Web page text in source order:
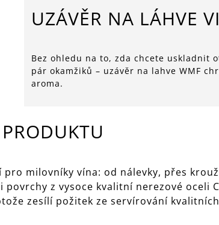
UZÁVĚR NA LÁHVE
Bez ohledu na to, zda chcete uskladnit
pár okamžiků – uzávěr na lahve WMF
aroma.
milovníky vína: od nálevky, přes
z vysoce kvalitní nerezové oceli
zesílí požitek ze servírování